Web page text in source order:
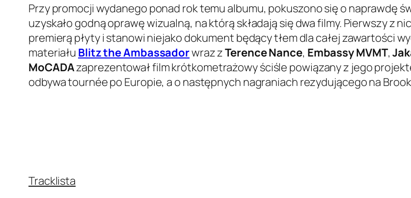
Przy promocji wydanego ponad rok temu albumu, pokuszono się o naprawdę
uzyskało godną oprawę wizualną, na którą składają się dwa filmy. Pierwszy z
premierą płyty i stanowi niejako dokument będący tłem dla całej zawartości
materiału Blitz the Ambassadorwraz zTerence Nance, Embassy MVMT,
MoCADAzaprezentował film krótkometrażowy ściśle powiązany z jego
odbywa tournée po Europie, a o następnych nagraniach rezydującego na
Tracklista